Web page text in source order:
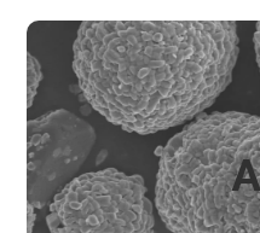
镍钴锰锂氧化